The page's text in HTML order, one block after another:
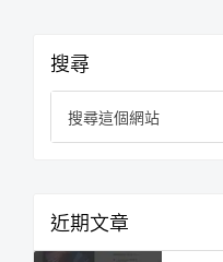
主
要
訊
搜尋
網
站
近期文章